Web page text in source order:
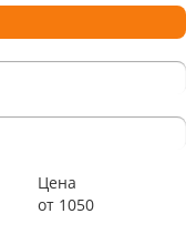
Цена
от 1050